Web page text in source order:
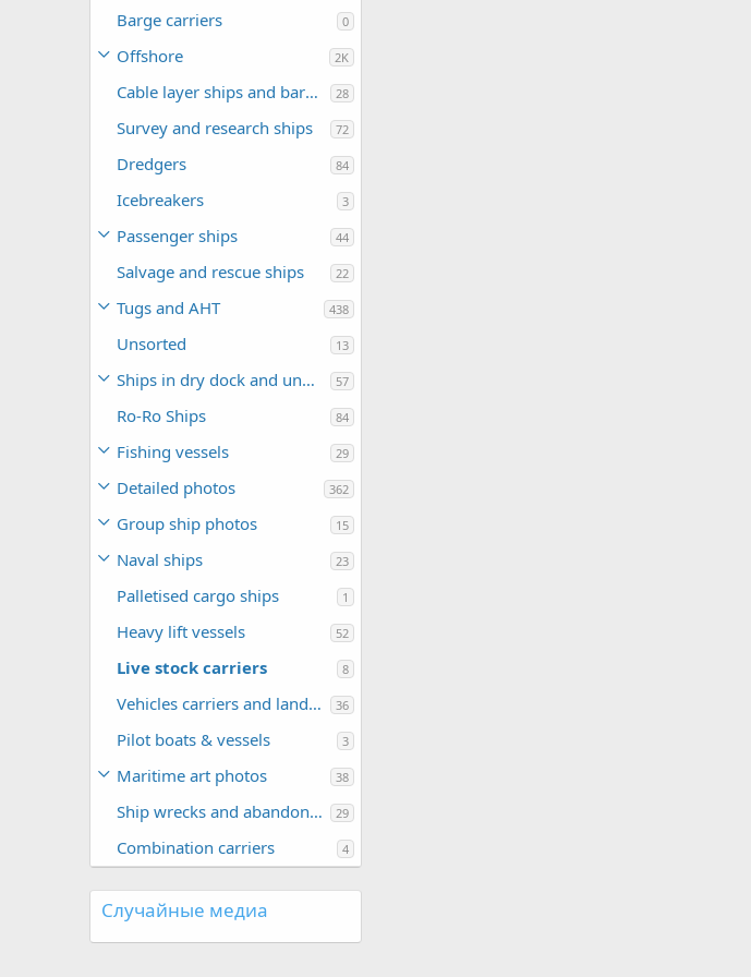
Barge carriers 0
Offshore 2K
Cable layer ships and barges 28
Survey and research ships 72
Dredgers 84
Icebreakers 3
Passenger ships 44
Salvage and rescue ships 22
Tugs and AHT 438
Unsorted 13
Ships in dry dock and under construction 57
Ro-Ro Ships 84
Fishing vessels 29
Detailed photos 362
Group ship photos 15
Naval ships 23
Palletised cargo ships 1
Heavy lift vessels 52
Live stock carriers 8
Vehicles carriers and landing crafts 36
Pilot boats & vessels 3
Maritime art photos 38
Ship wrecks and abandoned ships 29
Combination carriers 4
Случайные медиа